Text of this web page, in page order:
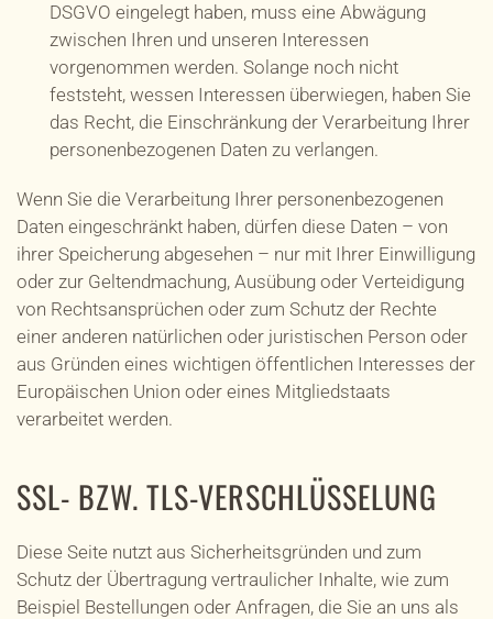
DSGVO eingelegt haben, muss eine Abwägung
zwischen Ihren und unseren Interessen
vorgenommen werden. Solange noch nicht
feststeht, wessen Interessen überwiegen, haben Sie
das Recht, die Einschränkung der Verarbeitung Ihrer
personenbezogenen Daten zu verlangen.
Wenn Sie die Verarbeitung Ihrer personenbezogenen
Daten eingeschränkt haben, dürfen diese Daten – von
ihrer Speicherung abgesehen – nur mit Ihrer Einwilligung
oder zur Geltendmachung, Ausübung oder Verteidigung
von Rechtsansprüchen oder zum Schutz der Rechte
einer anderen natürlichen oder juristischen Person oder
aus Gründen eines wichtigen öffentlichen Interesses der
Europäischen Union oder eines Mitgliedstaats
verarbeitet werden.
SSL- BZW. TLS-VERSCHLÜSSELUNG
Diese Seite nutzt aus Sicherheitsgründen und zum
Schutz der Übertragung vertraulicher Inhalte, wie zum
Beispiel Bestellungen oder Anfragen, die Sie an uns als